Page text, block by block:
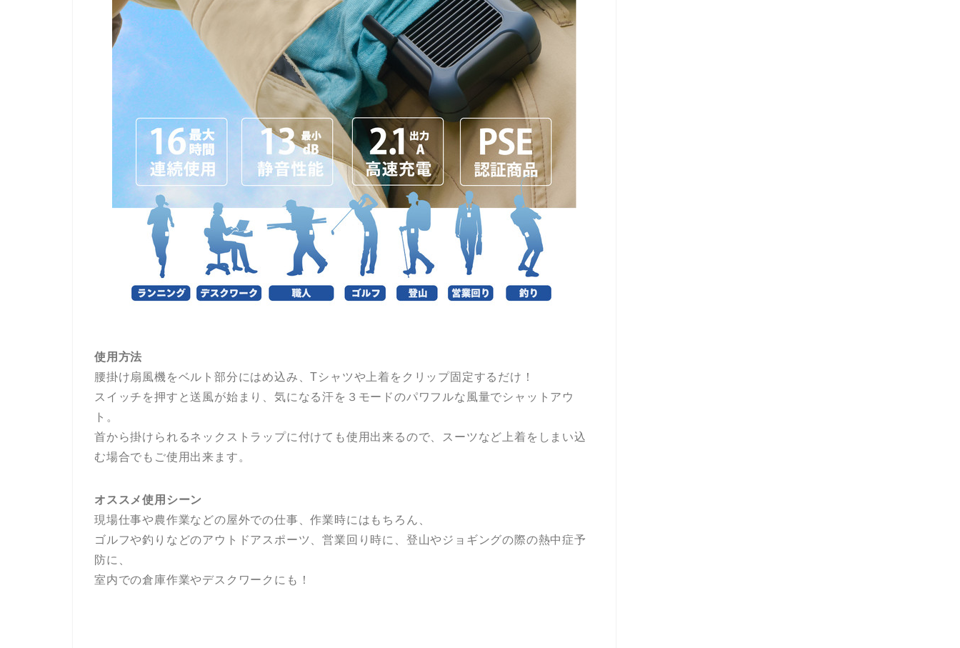
使用方法
腰掛け扇風機をベルト部分にはめ込み、Tシャツや上着をクリップ固定するだけ！
スイッチを押すと送風が始まり、気になる汗を３モードのパワフルな風量でシャットアウ
ト。
首から掛けられるネックストラップに付けても使用出来るので、スーツなど上着をしまい込
む場合でもご使用出来ます。
オススメ使用シーン
現場仕事や農作業などの屋外での仕事、作業時にはもちろん、
ゴルフや釣りなどのアウトドアスポーツ、営業回り時に、登山やジョギングの際の熱中症予
防に、
室内での倉庫作業やデスクワークにも！